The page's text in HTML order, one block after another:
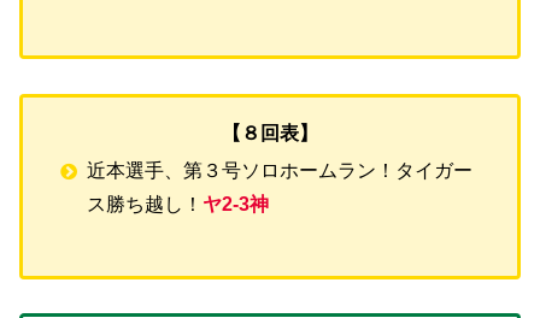
【８回表】
近本選手、第３号ソロホームラン！タイガー
ス勝ち越し！ ヤ2-3神